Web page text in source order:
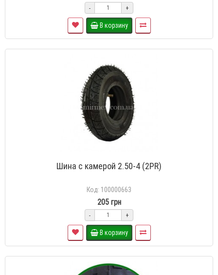
- +
В корзину
Шина с камерой 2.50-4 (2PR)
Код: 100000663
205 грн
- +
В корзину